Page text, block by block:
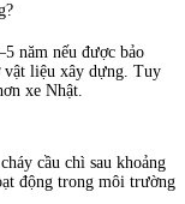
năm nếu được bảo
vật liệu xây dựng. Tuy
xe Nhật.
cầu chì sau khoảng
động trong môi trường